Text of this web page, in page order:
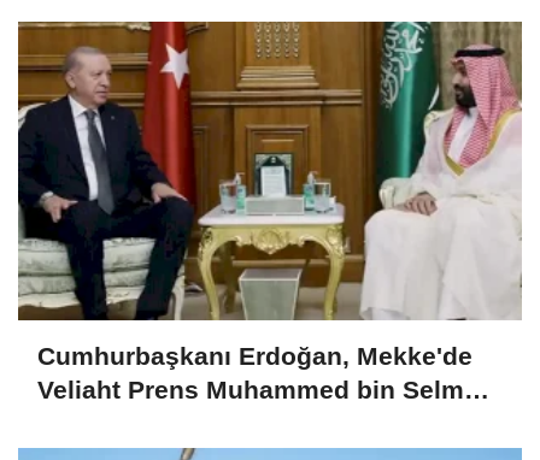
Cumhurbaşkanı Erdoğan, Mekke'de
Veliaht Prens Muhammed bin Selman